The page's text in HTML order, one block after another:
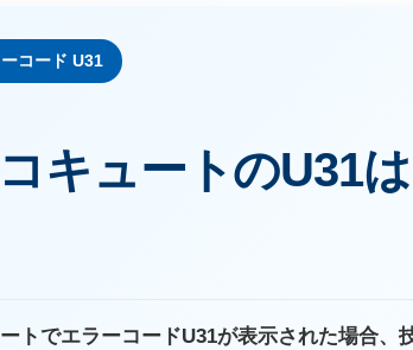
コード U31
キュートのU31
トでエラーコードU31が表示された場合、